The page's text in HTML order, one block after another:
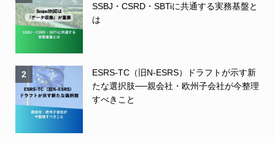
SSBJ・CSRD・SBTiに共通する実務基盤と
は
2
ESRS-TC（旧N-ESRS）ドラフトが示す新
たな選択肢──親会社・欧州子会社が今整理
すべきこと